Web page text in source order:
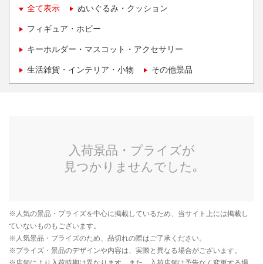
全て表示 ぬいぐるみ・クッション
フィギュア・ホビー
キーホルダー・マスコット・アクセサリー
生活雑貨・インテリア・小物 その他景品